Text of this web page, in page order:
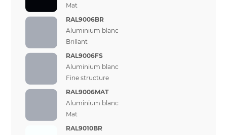
Mat
RAL9006BR
Aluminium blanc
Brillant
RAL9006FS
Aluminium blanc
Fine structure
RAL9006MAT
Aluminium blanc
Mat
RAL9010BR